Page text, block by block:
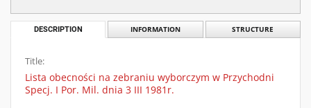
DESCRIPTION INFORMATION STRUCTURE
Title:
Lista obecności na zebraniu wyborczym w Przychodni
Specj. I Por. Mil. dnia 3 III 1981r.